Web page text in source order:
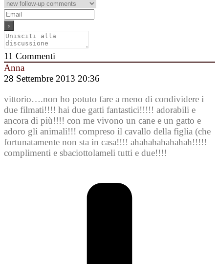
11 Commenti
Anna
28 Settembre 2013 20:36
vittorio….non ho potuto fare a meno di condividere i
due filmati!!!! hai due gatti fantastici!!!!! adorabili e
ancora di più!!!! con me vivono un cane e un gatto e
adoro gli animali!!! compreso il cavallo della figlia (che
fortunatamente non sta in casa!!!! ahahahahahahah!!!!!
complimenti e sbaciottolameli tutti e due!!!!